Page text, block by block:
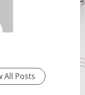
All Posts